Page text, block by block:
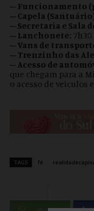
– Funcionamento
– Capela
– Secretaria e Sala
– Lanchonete: 7h30
– Vans de
– Trenzinho das
– Acesso de
que chegam para a
o acesso de veículos
TAGS fé